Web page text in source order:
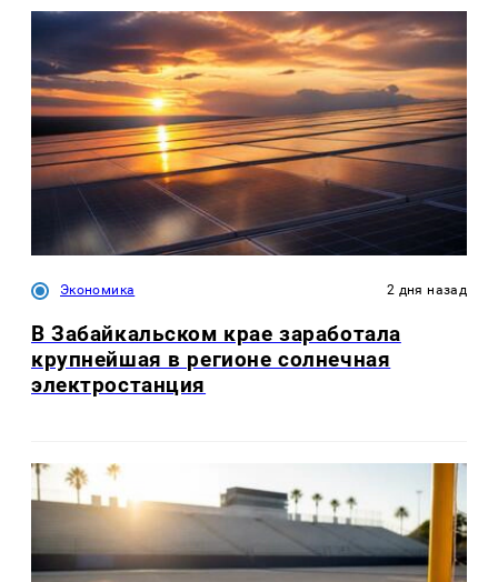
Экономика 2 дня назад
В Забайкальском крае заработала
крупнейшая в регионе солнечная
электростанция